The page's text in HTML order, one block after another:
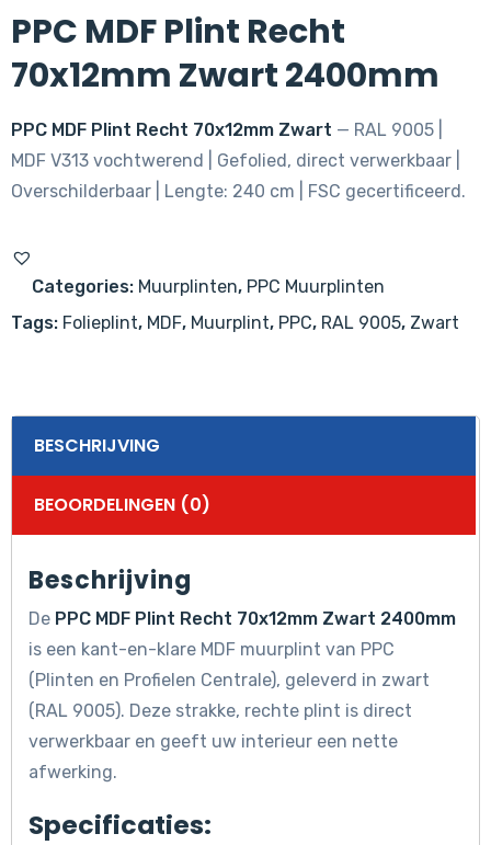
PPC MDF Plint Recht
70x12mm Zwart 2400mm
PPC MDF Plint Recht 70x12mm Zwart — RAL 9005 |
MDF V313 vochtwerend | Gefolied, direct verwerkbaar |
Overschilderbaar | Lengte: 240 cm | FSC gecertificeerd.
Categories: Muurplinten, PPC Muurplinten
Tags: Folieplint, MDF, Muurplint, PPC, RAL 9005, Zwart
BESCHRIJVING
BEOORDELINGEN (0)
Beschrijving
De PPC MDF Plint Recht 70x12mm Zwart 2400mm
is een kant-en-klare MDF muurplint van PPC
(Plinten en Profielen Centrale), geleverd in zwart
(RAL 9005). Deze strakke, rechte plint is direct
verwerkbaar en geeft uw interieur een nette
afwerking.
Specificaties: